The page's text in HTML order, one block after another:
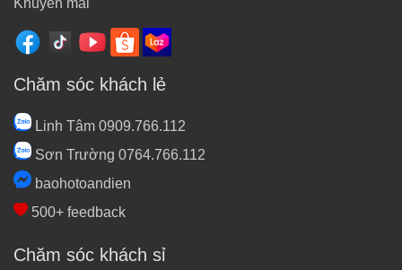
Khuyến mãi
Chăm sóc khách lẻ
Linh Tâm 0909.766.112
Sơn Trường 0764.766.112
baohotoandien
500+ feedback
Chăm sóc khách sỉ